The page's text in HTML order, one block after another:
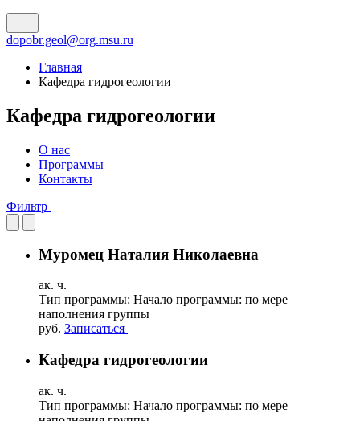
dopobr.geol@org.msu.ru
Главная
Кафедра гидрогеологии
Кафедра гидрогеологии
О нас
Программы
Контакты
Фильтр
Муромец Наталия Николаевна
ак. ч.
Тип программы: Начало программы: по мере
наполнения группы
руб. Записаться
Кафедра гидрогеологии
ак. ч.
Тип программы: Начало программы: по мере